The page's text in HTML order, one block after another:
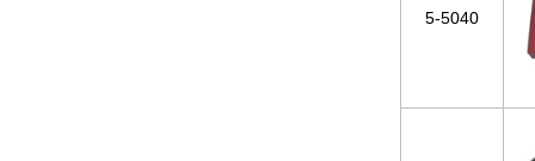
5-5040